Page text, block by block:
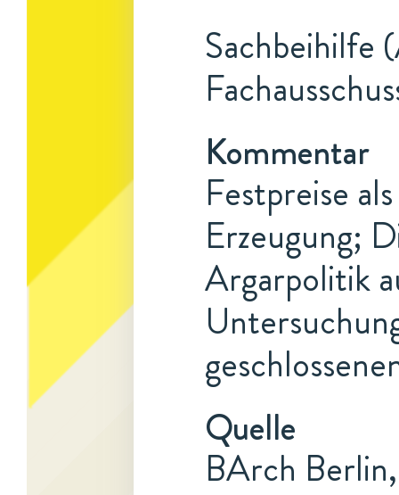
Sachbeihilfe
Kommentar
Festpreise
Erzeugung;
Argarpolitik
Quelle
BArch